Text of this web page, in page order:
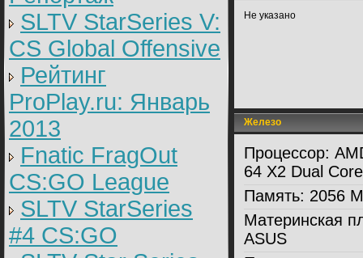
SLTV StarSeries V:
CS Global Offensive
Рейтинг
ProPlay.ru: Январь
2013
Fnatic FragOut
CS:GO League
SLTV StarSeries
#4 CS:GO
Не указано
Железо
Процессор:
64 X2 Dual
Память: 2056
Материнская
ASUS